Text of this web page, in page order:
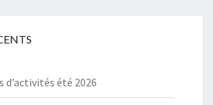
d’activités été 2026